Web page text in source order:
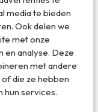
media te bieden
Ook delen we
met onze
en analyse. Deze
met andere
die ze hebben
hun services.
maar de
Sfeervolle
koffie kunt
dat je in
Aziatische
hun lekkere